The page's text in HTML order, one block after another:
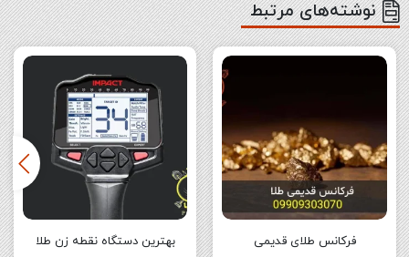
نوشته‌های مرتبط
فرکانس طلای قدیمی بهترین دستگاه نقطه زن طلا